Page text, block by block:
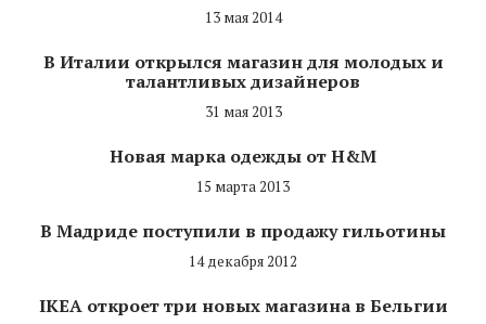
13 мая 2014
В Италии открылся магазин для молодых и
талантливых дизайнеров
31 мая 2013
Новая марка одежды от H&M
15 марта 2013
В Мадриде поступили в продажу гильотины
14 декабря 2012
IKEA откроет три новых магазина в Бельгии